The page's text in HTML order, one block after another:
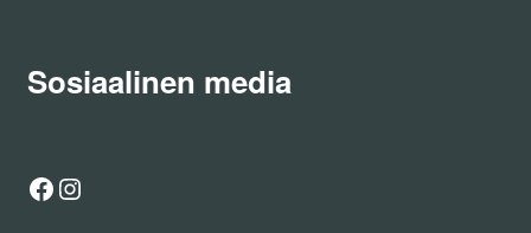
Sosiaalinen media
Facebook
Instagram